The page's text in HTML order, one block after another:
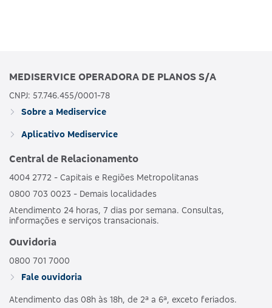
MEDISERVICE OPERADORA DE PLANOS S/A
CNPJ: 57.746.455/0001-78
Sobre a Mediservice
Aplicativo Mediservice
Central de Relacionamento
4004 2772 - Capitais e Regiões Metropolitanas
0800 703 0023 - Demais localidades
Atendimento 24 horas, 7 dias por semana. Consultas,
informações e serviços transacionais.
Ouvidoria
0800 701 7000
Fale ouvidoria
Atendimento das 08h às 18h, de 2ª a 6ª, exceto feriados.